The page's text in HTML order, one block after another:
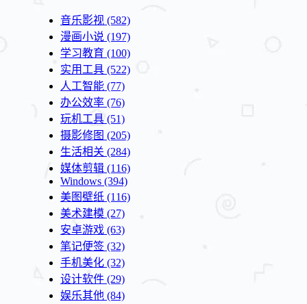
音乐影视 (582)
漫画小说 (197)
学习教育 (100)
实用工具 (522)
人工智能 (77)
办公效率 (76)
玩机工具 (51)
摄影修图 (205)
生活相关 (284)
媒体剪辑 (116)
Windows (394)
美图壁纸 (116)
美术建模 (27)
安卓游戏 (63)
笔记便签 (32)
手机美化 (32)
设计软件 (29)
娱乐其他 (84)